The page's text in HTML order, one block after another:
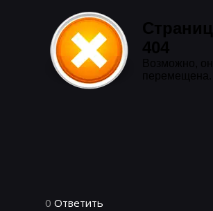
0 Ответить